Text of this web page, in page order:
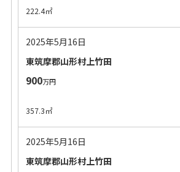
222.4㎡
2025年5月16日
東筑摩郡山形村上竹田
900万円
357.3㎡
2025年5月16日
東筑摩郡山形村上竹田